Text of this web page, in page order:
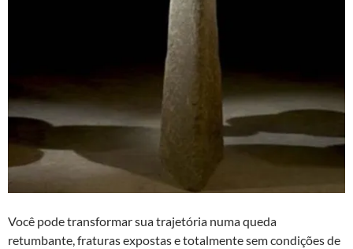
Você pode transformar sua trajetória numa queda
retumbante, fraturas expostas e totalmente sem condições de